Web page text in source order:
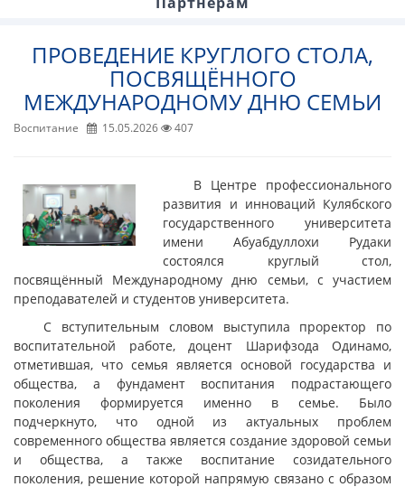
ПРОВЕДЕНИЕ КРУГЛОГО СТОЛА,
ПОСВЯЩЁННОГО
МЕЖДУНАРОДНОМУ ДНЮ СЕМЬИ
Воспитание 15.05.2026 407
В Центре профессионального
развития и инноваций Кулябского
государственного университета
имени Абуабдуллохи Рудаки
состоялся круглый стол,
посвящённый Международному дню семьи, с участием
преподавателей и студентов университета.
С вступительным словом выступила проректор по
воспитательной работе, доцент Шарифзода Одинамо,
отметившая, что семья является основой государства и
общества, а фундамент воспитания подрастающего
поколения формируется именно в семье. Было
подчеркнуто, что одной из актуальных проблем
современного общества является создание здоровой семьи
и общества, а также воспитание созидательного
поколения, решение которой напрямую связано с образом